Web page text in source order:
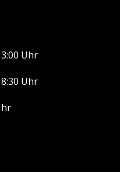
Uhr
Uhr